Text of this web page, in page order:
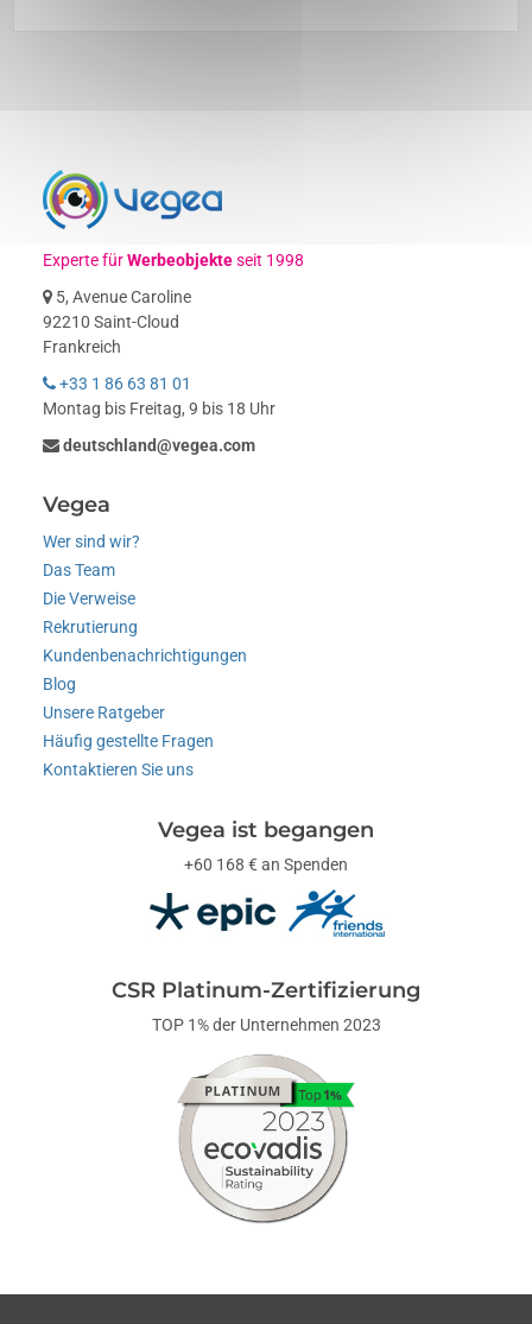
Experte fürWerbeobjekteseit 1998
5, Avenue Caroline
92210 Saint-Cloud
Frankreich
+33 1 86 63 81 01
Montag bis Freitag, 9 bis 18 Uhr
deutschland@vegea.com
Vegea
Wer sind wir?
Das Team
Die Verweise
Rekrutierung
Kundenbenachrichtigungen
Blog
Unsere Ratgeber
Häufig gestellte Fragen
Kontaktieren Sie uns
Vegea ist begangen
+60 168 € an Spenden
CSR Platinum-Zertifizierung
TOP 1% der Unternehmen 2023